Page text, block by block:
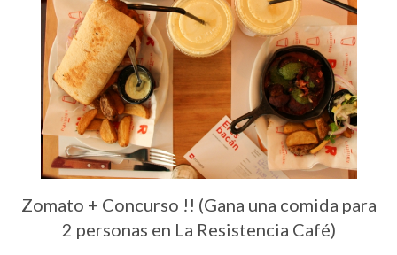
Zomato + Concurso !! (Gana una comida para
2 personas en La Resistencia Café)